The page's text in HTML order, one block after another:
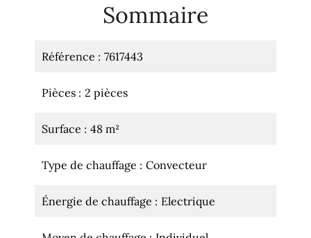
Sommaire
Référence 7617443
Pièces 2 pièces
Surface 48 m²
Type de chauffage Convecteur
Énergie de chauffage Electrique